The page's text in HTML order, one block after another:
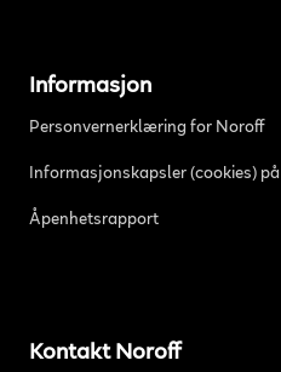
Informasjon
Personvernerklæring for Noroff
Informasjonskapsler (cookies)
Åpenhetsrapport
Kontakt Noroff